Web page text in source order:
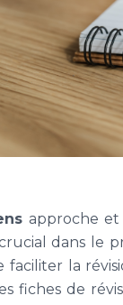
approche et
dans le
faciliter la
fiches de